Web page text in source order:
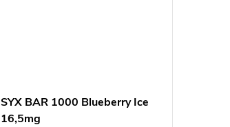
SYX BAR 1000 Blueberry Ice
16,5mg